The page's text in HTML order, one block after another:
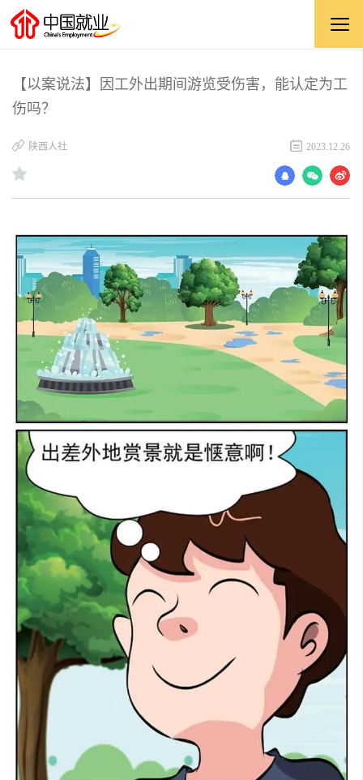
【以案说法】因工外出期间游览受伤害，能认定为工
伤吗？
陕西人社 2023.12.26